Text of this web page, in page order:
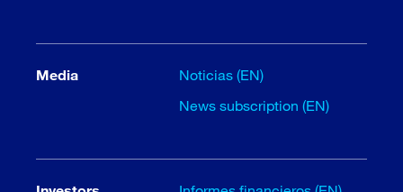
Media
Noticias (EN)
News subscription (EN)